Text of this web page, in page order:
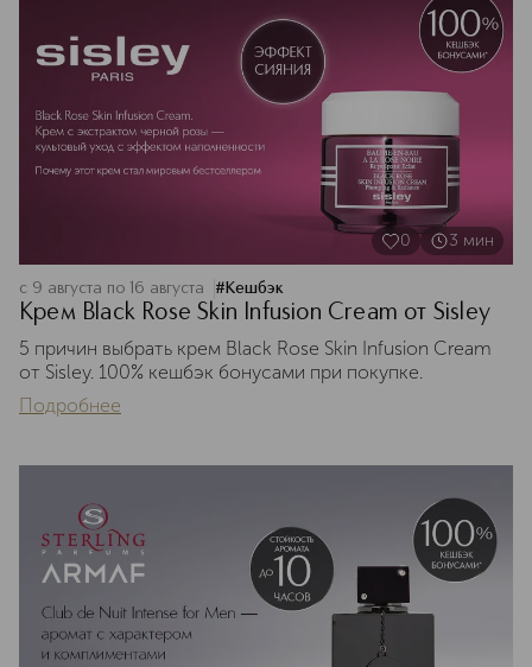
0 3 мин
с 9 августа по 16 августа # Кешбэк
Крем Black Rose Skin Infusion Cream от Sisley
5 причин выбрать крем Black Rose Skin Infusion Cream
от Sisley. 100% кешбэк бонусами при покупке.
Подробнее